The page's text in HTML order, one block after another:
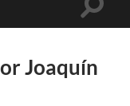
Joaquín